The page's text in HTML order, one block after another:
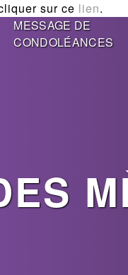
sur ce lien.
MESSAGE DE
CONDOLÉANCES